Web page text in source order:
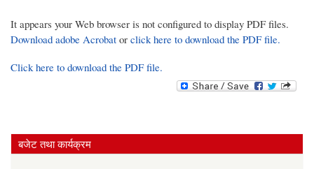
It appears your Web browser is not configured to display PDF files.
Download adobe Acrobat or click here to download the PDF file.
Click here to download the PDF file.
बजेट तथा कार्यक्रम